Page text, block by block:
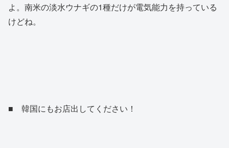
よ。南米の淡水ウナギの1種だけが電気能力を持っている
けどね。
■ 韓国にもお店出してください！